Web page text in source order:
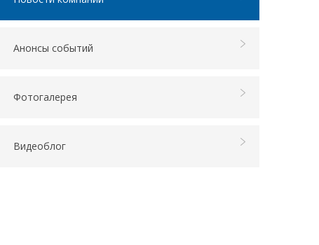
Анонсы событий
Фотогалерея
Видеоблог